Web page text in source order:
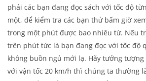
phải các bạn đang đọc sách với tốc độ
một, để kiểm tra các bạn thử bấm giờ
trong một phút được bao nhiêu từ. Nếu
trên phút tức là bạn đang đọc với tốc độ
không buồn ngủ mới lạ. Hãy tưởng tượng
với vận tốc 20 km/h thì chúng ta thường